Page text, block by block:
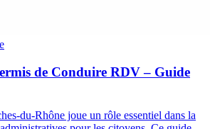
de Conduire RDV – Guide
du-Rhône joue un rôle essentiel dans la